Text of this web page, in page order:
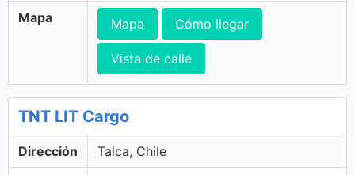
Mapa Mapa Cómo llegar
Vista de calle
TNT LIT Cargo
Dirección Talca, Chile